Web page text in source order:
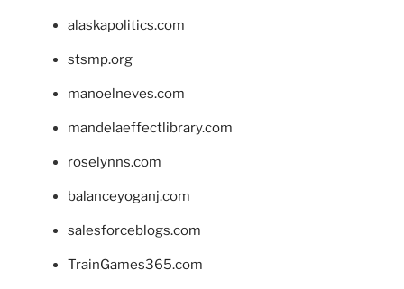
alaskapolitics.com
stsmp.org
manoelneves.com
mandelaeffectlibrary.com
roselynns.com
balanceyoganj.com
salesforceblogs.com
TrainGames365.com